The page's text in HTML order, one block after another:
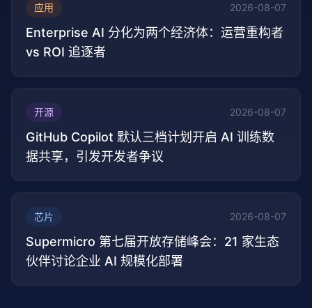
应用 2026-08-07
Enterprise AI 分化为两个经济体：运营重构者
vs ROI 追逐者
开源 2026-08-07
GitHub Copilot 默认三档计划开启 AI 训练数
据共享，引发开发者争议
芯片 2026-08-07
Supermicro 第七届开放存储峰会：21 家生态
伙伴讨论企业 AI 规模化部署